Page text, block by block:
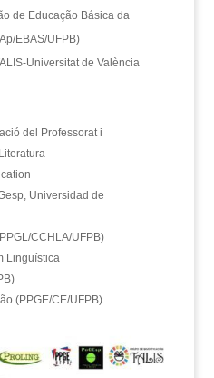
de Educação Básica da
EBAS/UFPB)
Universitat de València
del Professorat i
Universidad de
CCHLA/UFPB)
Linguística
(PPGE/CE/UFPB)